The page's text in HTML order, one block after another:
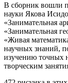
В сборник вошли
науки Якова
«Занимательная
«Занимательная
«Живая
научных знаний,
изучению точных
творческим